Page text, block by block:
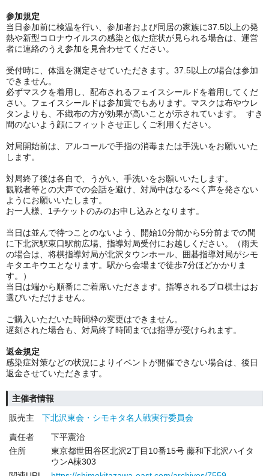
参加規定
当日参加前に検温を行い、参加者および同居の家族に37.5以上の発
熱や新型コロナウイルスの感染と似た症状が見られる場合は、運営
者に連絡のうえ参加を見合わせてください。
受付時に、体温を測定させていただきます。37.5以上の場合は参加
できません。
必ずマスクを着用し、配布されるフェイスシールドを着用してくだ
さい。 フェイスシールドは参加賞でもあります。マスクは布やウレ
タンよりも、不織布の方が効果が高いことが示されています。 すき
間のないよう顔にフィットさせ正しくご利用ください。
対局開始前は、アルコールで手指の消毒または手洗いをお願いいた
します。
対局終了後は各自で、うがい、手洗いをお願いいたします。
観戦者等との大声での会話を避け、対局中はなるべく声を発さない
ようにお願いいたします。
お一人様、1チケットのみのお申し込みとなります。
当日は並んで待つことのないよう、開始10分前から5分前までの間
に下北沢駅東口駅前広場、指導対局受付にお越しください。（雨天
の場合は、将棋指導対局が北沢タウンホール、囲碁指導対局がシモ
キタエキウエとなります。駅から会場まで徒歩7分ほどかかりま
す。）
当日は端から順番にご着席いただきます。指導されるプロ棋士はお
選びいただけません。
ご購入いただいた時間枠の変更はできません。
遅刻された場合も、対局終了時間までは指導が受けられます。
返金規定
感染症対策などの状況によりイベントが開催できない場合は、後日
返金させていただきます。
主催者情報
販売主
下北沢東会・シモキタ名人戦実行委員会
責任者
下平憲治
住所
東京都世田谷区北沢2丁目10番15号 藤和下北沢ハイタ
ウンA棟303